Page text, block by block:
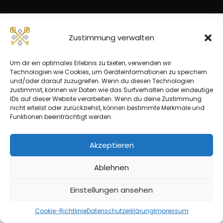
Zustimmung verwalten
Um dir ein optimales Erlebnis zu bieten, verwenden wir
Technologien wie Cookies, um Geräteinformationen zu speichern
und/oder darauf zuzugreifen. Wenn du diesen Technologien
zustimmst, können wir Daten wie das Surfverhalten oder eindeutige
IDs auf dieser Website verarbeiten. Wenn du deine Zustimmung
nicht erteilst oder zurückziehst, können bestimmte Merkmale und
Funktionen beeinträchtigt werden.
Akzeptieren
Ablehnen
Einstellungen ansehen
Cookie-RichtlinieDatenschutzerklärungImpressum